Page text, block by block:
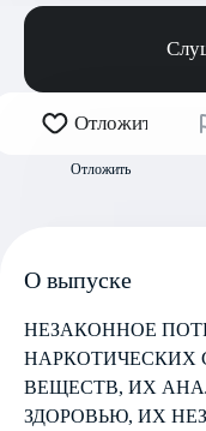
Отложить
Отложить
О выпуске
НЕЗАКОННОЕ
НАРКОТИЧЕСКИХ
ВЕЩЕСТВ, ИХ
ЗДОРОВЬЮ, ИХ